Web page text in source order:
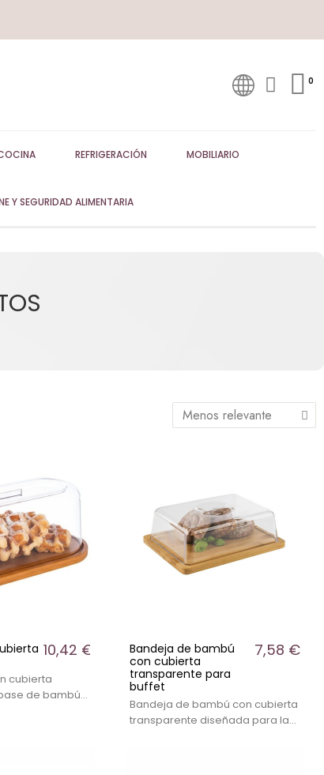
REFRIGERACIÓN MOBILIARIO
Y SEGURIDAD ALIMENTARIA
10,42 €
cubierta
de bambú
Bandeja de bambú
con cubierta
transparente para
buffet
7,58 €
Bandeja de bambú con cubierta
transparente diseñada para la